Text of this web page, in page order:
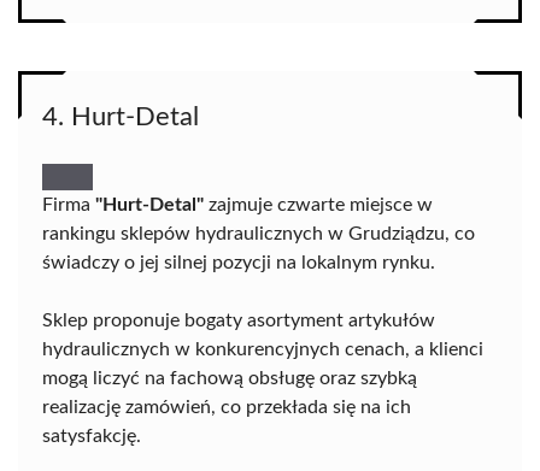
4. Hurt-Detal
Firma "Hurt-Detal" zajmuje czwarte miejsce w
rankingu sklepów hydraulicznych w Grudziądzu, co
świadczy o jej silnej pozycji na lokalnym rynku.
Sklep proponuje bogaty asortyment artykułów
hydraulicznych w konkurencyjnych cenach, a klienci
mogą liczyć na fachową obsługę oraz szybką
realizację zamówień, co przekłada się na ich
satysfakcję.